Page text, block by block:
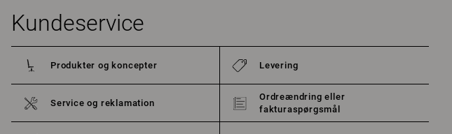
Kundeservice
Produkter og koncepter Levering
Service og reklamation
Ordreændring eller
fakturaspørgsmål